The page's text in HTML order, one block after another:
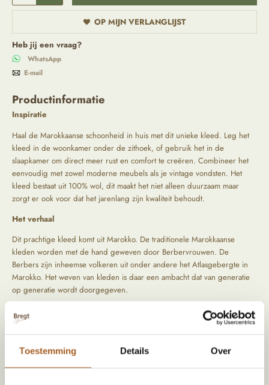
Toestemming Details Over
OP MIJN VERLANGLIJST
Heb jij een vraag?
WhatsApp
E-mail
Productinformatie
Inspiratie
Haal de Marokkaanse schoonheid in huis met dit unieke kleed. Leg het
kleed in de woonkamer onder de zithoek, of gebruik het in de
slaapkamer om direct meer rust en comfort te creëren. Combineer het
eenvoudig met zowel moderne meubels als je vintage vondsten. Het
kleed bestaat uit 100% wol, dit maakt het niet alleen duurzaam maar
zorgt er ook voor dat het jarenlang zijn kwaliteit behoudt.
Het verhaal
Dit prachtige kleed komt uit Marokko. De traditionele Marokkaanse
kleden worden met de hand geweven door Berbervrouwen. De
Berbers zijn inheemse volkeren uit onder andere het Atlasgebergte in
Marokko. Het weven van kleden is daar een ambacht dat van generatie
op generatie wordt doorgegeven.
De vrouwen werken meestal vanuit huis of in kleine
dorpsgemeenschappen. Ze gebruiken schapenwol uit hun eigen regio,
Vervolgens wordt het kleed knoop voor knoop geweven op een